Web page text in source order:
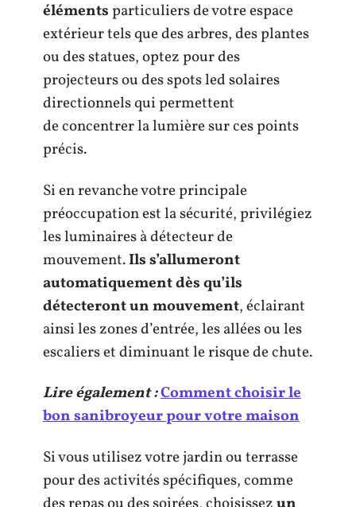
élémentsparticuliers de votre espace
extérieur tels que des arbres, des plantes
ou des statues, optez pour des
projecteurs ou des spots led solaires
directionnels qui permettent
de concentrer la lumière sur ces points
précis.
Si en revanche votre principale
préoccupation est la sécurité, privilégiez
les luminaires à détecteur de
mouvement.Ils s’allumeront
automatiquement dès qu’ils
détecteront un mouvement, éclairant
ainsi les zones d’entrée, les allées ou les
escaliers et diminuant le risque de chute.
Lire également :Comment choisir le
bon sanibroyeur pour votre maison
Si vous utilisez votre jardin ou terrasse
pour des activités spécifiques, comme